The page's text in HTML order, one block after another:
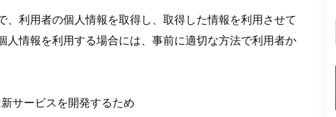
利用者の個人情報を取得し、取得した情報を利用させて
人情報を利用する場合には、事前に適切な方法で利用者か
サービスを開発するため